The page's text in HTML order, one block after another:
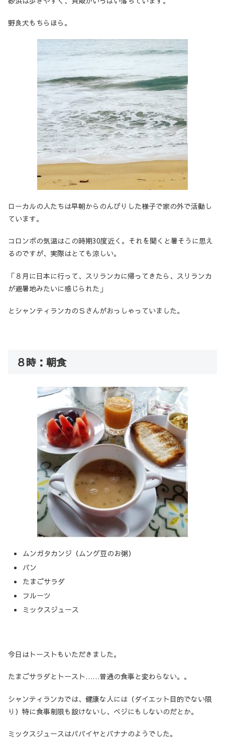
野良犬もちらほら。
ローカルの人たちは早朝からのんびりした様子で家の外で活動し
ています。
コロンボの気温はこの時期30度近く。それを聞くと暑そうに思え
るのですが、実際はとても涼しい。
「８月に日本に行って、スリランカに帰ってきたら、スリランカ
が避暑地みたいに感じられた」
とシャンティランカのＳさんがおっしゃっていました。
８時：朝食
ムンガタカンジ（ムング豆のお粥）
パン
たまごサラダ
フルーツ
ミックスジュース
今日はトーストもいただきました。
たまごサラダとトースト……普通の食事と変わらない。。
シャンティランカでは、健康な人には（ダイエット目的でない限
り）特に食事制限も設けないし、ベジにもしないのだとか。
ミックスジュースはパパイヤとバナナのようでした。